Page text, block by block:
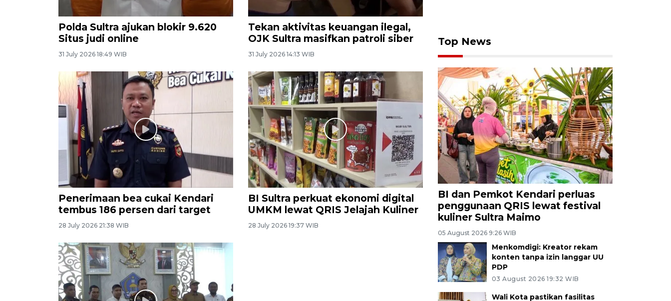
Polda Sultra ajukan blokir 9.620
Situs judi online
31 July 2026 18:49 WIB
Tekan aktivitas keuangan ilegal,
OJK Sultra masifkan patroli siber
31 July 2026 14:13 WIB
Penerimaan bea cukai Kendari
tembus 186 persen dari target
28 July 2026 21:38 WIB
BI Sultra perkuat ekonomi digital
UMKM lewat QRIS Jelajah Kuliner
28 July 2026 19:37 WIB
Top News
BI dan Pemkot Kendari perluas
penggunaan QRIS lewat festival
kuliner Sultra Maimo
05 August 2026 9:26 WIB
Menkomdigi: Kreator rekam
konten tanpa izin langgar UU
PDP
03 August 2026 19:32 WIB
Wali Kota pastikan fasilitas